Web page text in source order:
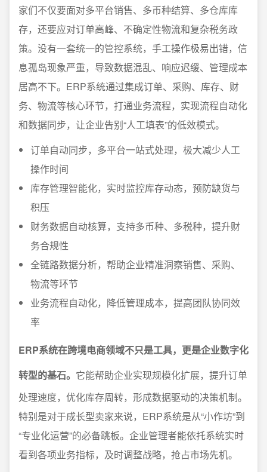
家们不仅要面对多平台销售、多币种结算、多仓库库
存，还要应对订单高峰、不确定性物流和复杂税务政
策。没有一套统一的管控系统，手工操作极易出错，信
息孤岛现象严重，导致数据混乱、响应迟缓、管理成本
居高不下。ERP系统通过集成订单、采购、库存、财
务、物流等核心环节，打通业务流程，实现流程自动化
和数据同步，让企业告别“人工填表”的低效模式。
订单自动同步，多平台一站式处理，极大减少人工
操作时间
库存管理智能化，实时监控库存动态，预防缺货与
积压
财务数据自动核算，支持多币种、多税种，提升财
务合规性
全链路数据分析，帮助企业精准洞察销售、采购、
物流等环节
业务流程自动化，降低管理成本，提高团队协同效
率
ERP系统在跨境电商领域不只是工具，更是企业数字化
转型的基石。 它能帮助企业实现规模化扩展，提升订单
处理速度，优化库存周转，形成数据驱动的决策机制。
特别是对于成长型卖家来说，ERP系统是从“小作坊”到
“专业化运营”的必备跳板。企业管理者能依托系统实时
看到各项业务指标，及时调整战略，抢占市场先机。